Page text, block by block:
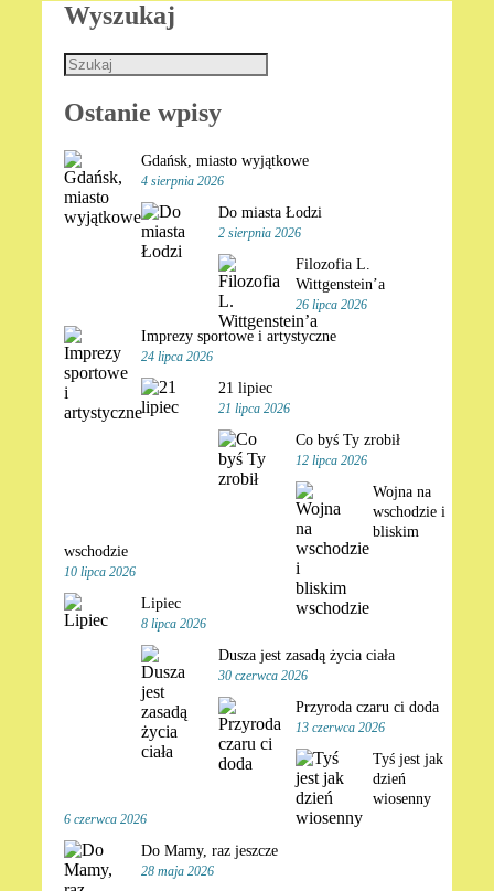
Wyszukaj
Ostanie wpisy
Gdańsk, miasto wyjątkowe
4 sierpnia 2026
Do miasta Łodzi
2 sierpnia 2026
Filozofia L.
Wittgenstein’a
26 lipca 2026
Imprezy sportowe i artystyczne
24 lipca 2026
21 lipiec
21 lipca 2026
Co byś Ty zrobił
12 lipca 2026
Wojna na
wschodzie i
bliskim
wschodzie
10 lipca 2026
Lipiec
8 lipca 2026
Dusza jest zasadą życia ciała
30 czerwca 2026
Przyroda czaru ci doda
13 czerwca 2026
Tyś jest jak
dzień
wiosenny
6 czerwca 2026
Do Mamy, raz jeszcze
28 maja 2026